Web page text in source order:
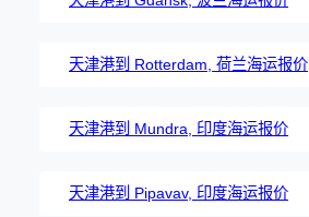
天津港到 Rotterdam, 荷兰海运报价
天津港到 Mundra, 印度海运报价
天津港到 Pipavav, 印度海运报价